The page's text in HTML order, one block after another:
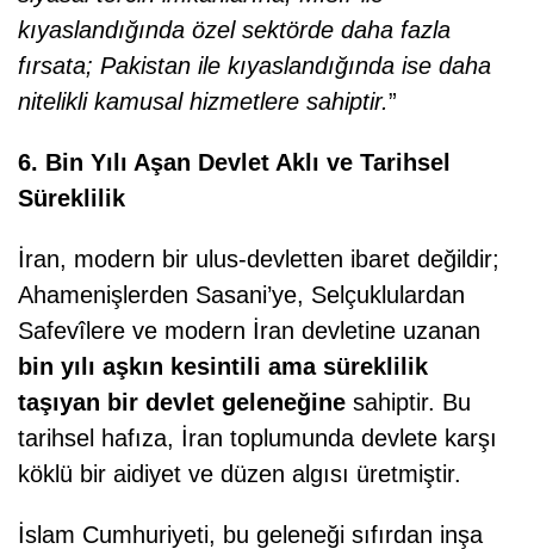
kıyaslandığında özel sektörde daha fazla
fırsata; Pakistan ile kıyaslandığında ise daha
nitelikli kamusal hizmetlere sahiptir.”
6. Bin Yılı Aşan Devlet Aklı ve Tarihsel
Süreklilik
İran, modern bir ulus-devletten ibaret değildir;
Ahamenişlerden Sasani’ye, Selçuklulardan
Safevîlere ve modern İran devletine uzanan
bin yılı aşkın kesintili ama süreklilik
taşıyan bir devlet geleneğine sahiptir. Bu
tarihsel hafıza, İran toplumunda devlete karşı
köklü bir aidiyet ve düzen algısı üretmiştir.
İslam Cumhuriyeti, bu geleneği sıfırdan inşa